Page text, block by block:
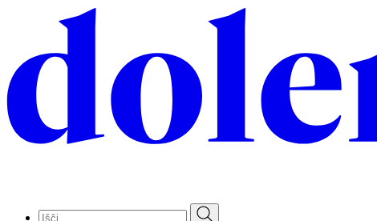
content